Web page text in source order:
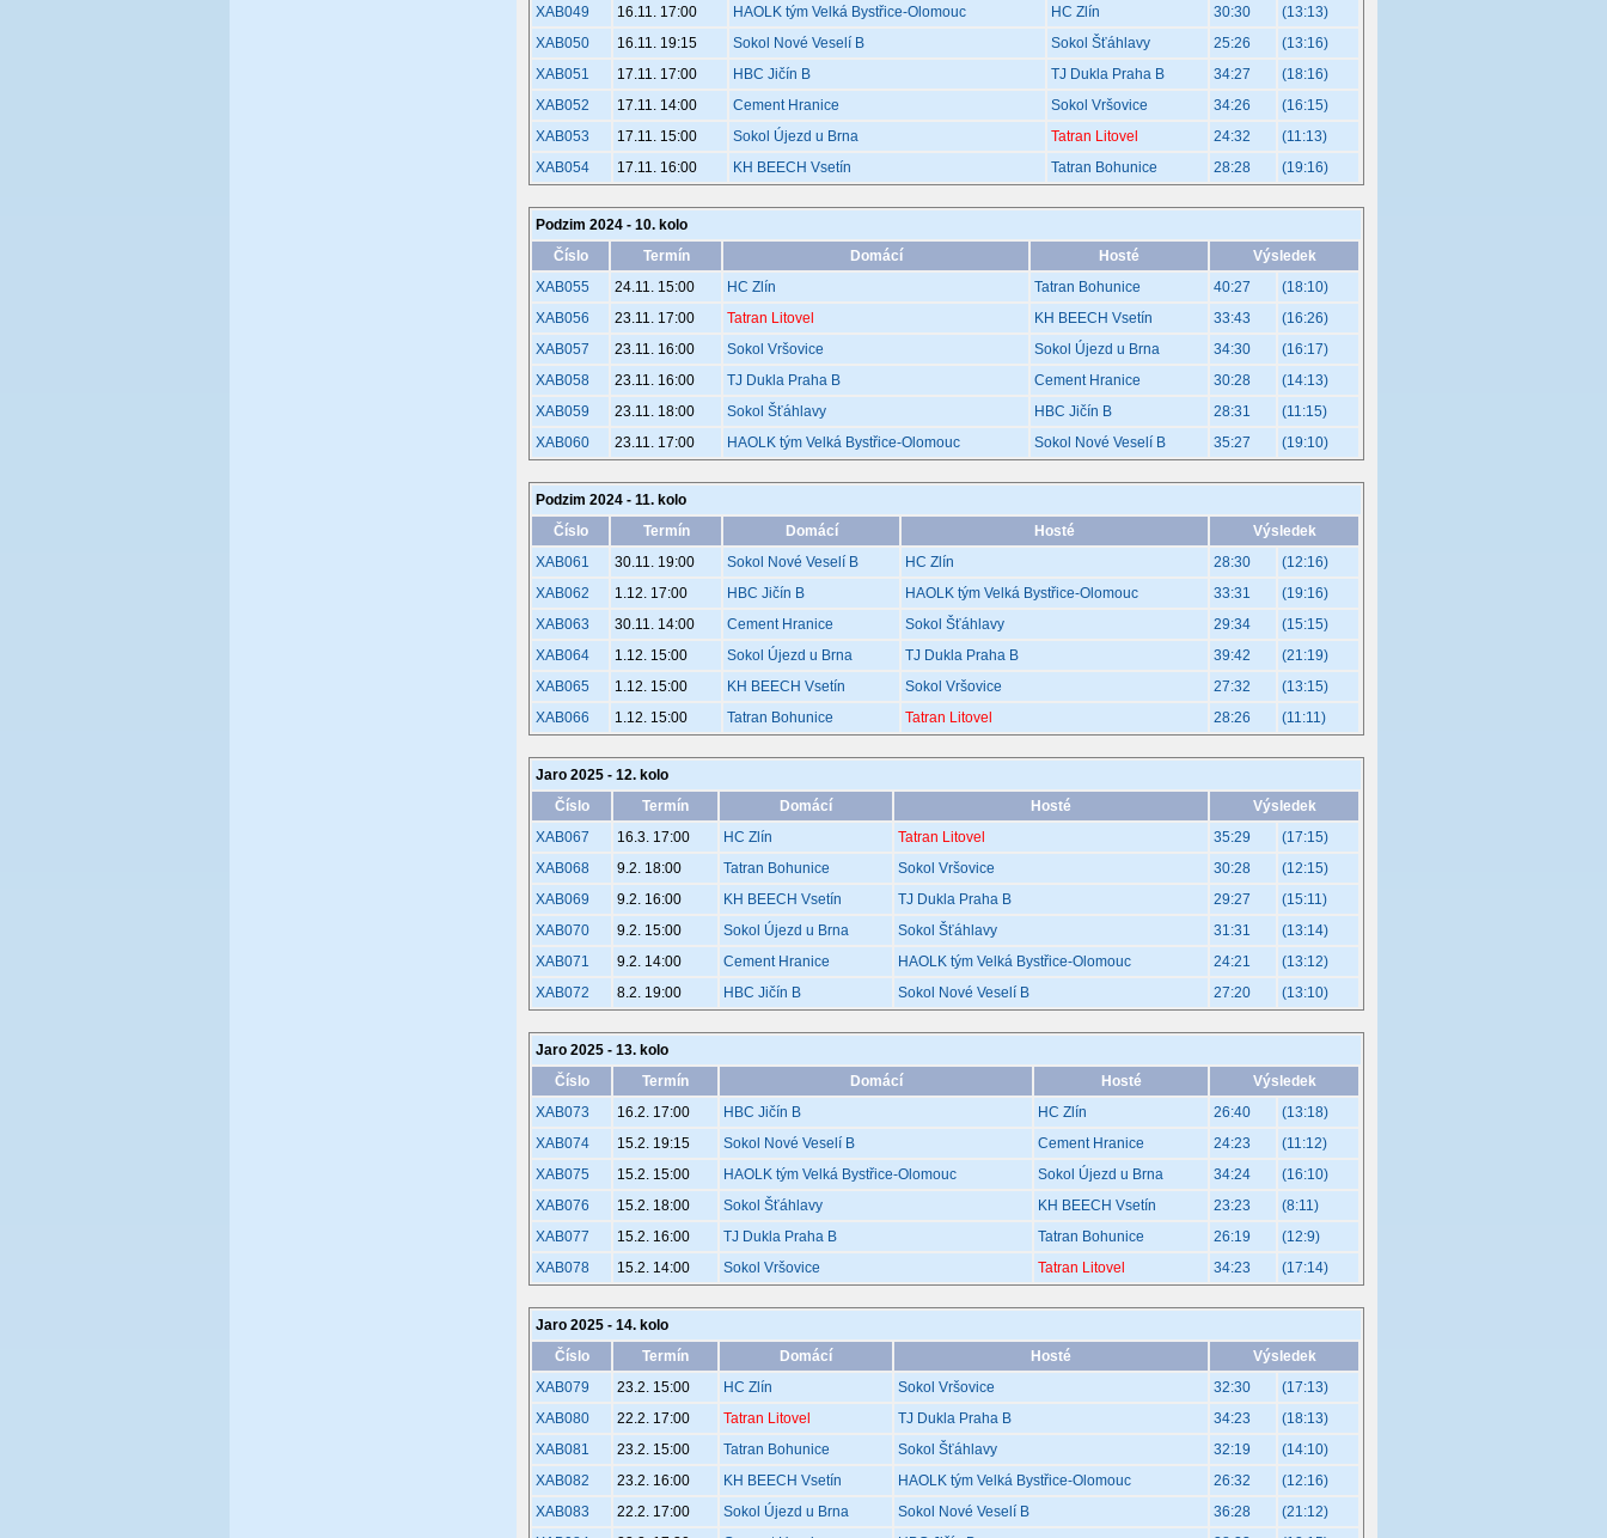
XAB049
16.11. 17:00 HAOLK tým Velká Bystřice-Olomouc HC Zlín 30:30
(13:13)
XAB050
16.11. 19:15 Sokol Nové Veselí B Sokol Šťáhlavy 25:26
(13:16)
XAB051
17.11. 17:00 HBC Jičín B TJ Dukla Praha B 34:27
(18:16)
XAB052
17.11. 14:00 Cement Hranice Sokol Vršovice 34:26
(16:15)
XAB053
17.11. 15:00 Sokol Újezd u Brna Tatran Litovel 24:32
(11:13)
XAB054
17.11. 16:00 KH BEECH Vsetín Tatran Bohunice 28:28 (19:16)
Podzim 2024 - 10. kolo
Číslo
Termín Domácí Hosté
Výsledek
XAB055
24.11. 15:00 HC Zlín Tatran Bohunice 40:27
(18:10)
XAB056
23.11. 17:00 Tatran Litovel KH BEECH Vsetín 33:43
(16:26)
XAB057
23.11. 16:00 Sokol Vršovice Sokol Újezd u Brna 34:30
(16:17)
XAB058
23.11. 16:00 TJ Dukla Praha B Cement Hranice 30:28
(14:13)
XAB059
23.11. 18:00 Sokol Šťáhlavy HBC Jičín B 28:31
(11:15)
XAB060
23.11. 17:00 HAOLK tým Velká Bystřice-Olomouc Sokol Nové Veselí B 35:27 (19:10)
Podzim 2024 - 11. kolo
Číslo
Termín Domácí Hosté
Výsledek
XAB061
30.11. 19:00 Sokol Nové Veselí B HC Zlín 28:30
(12:16)
XAB062
1.12. 17:00 HBC Jičín B HAOLK tým Velká Bystřice-Olomouc 33:31
(19:16)
XAB063
30.11. 14:00 Cement Hranice Sokol Šťáhlavy 29:34
(15:15)
XAB064
1.12. 15:00 Sokol Újezd u Brna TJ Dukla Praha B 39:42
(21:19)
XAB065
1.12. 15:00 KH BEECH Vsetín Sokol Vršovice 27:32
(13:15)
XAB066
1.12. 15:00 Tatran Bohunice Tatran Litovel 28:26 (11:11)
Jaro 2025 - 12. kolo
Číslo
Termín Domácí Hosté
Výsledek
XAB067
16.3. 17:00 HC Zlín Tatran Litovel 35:29
(17:15)
XAB068
9.2. 18:00 Tatran Bohunice Sokol Vršovice 30:28
(12:15)
XAB069
9.2. 16:00 KH BEECH Vsetín TJ Dukla Praha B 29:27
(15:11)
XAB070
9.2. 15:00 Sokol Újezd u Brna Sokol Šťáhlavy 31:31
(13:14)
XAB071
9.2. 14:00 Cement Hranice HAOLK tým Velká Bystřice-Olomouc 24:21
(13:12)
XAB072
8.2. 19:00 HBC Jičín B Sokol Nové Veselí B 27:20 (13:10)
Jaro 2025 - 13. kolo
Číslo
Termín Domácí Hosté
Výsledek
XAB073
16.2. 17:00 HBC Jičín B HC Zlín 26:40
(13:18)
XAB074
15.2. 19:15 Sokol Nové Veselí B Cement Hranice 24:23
(11:12)
XAB075
15.2. 15:00 HAOLK tým Velká Bystřice-Olomouc Sokol Újezd u Brna 34:24
(16:10)
XAB076
15.2. 18:00 Sokol Šťáhlavy KH BEECH Vsetín 23:23
(8:11)
XAB077
15.2. 16:00 TJ Dukla Praha B Tatran Bohunice 26:19
(12:9)
XAB078
15.2. 14:00 Sokol Vršovice Tatran Litovel 34:23 (17:14)
Jaro 2025 - 14. kolo
Číslo
Termín Domácí Hosté
Výsledek
XAB079
23.2. 15:00 HC Zlín Sokol Vršovice 32:30
(17:13)
XAB080
22.2. 17:00 Tatran Litovel TJ Dukla Praha B 34:23
(18:13)
XAB081
23.2. 15:00 Tatran Bohunice Sokol Šťáhlavy 32:19
(14:10)
XAB082
23.2. 16:00 KH BEECH Vsetín HAOLK tým Velká Bystřice-Olomouc 26:32
(12:16)
XAB083
22.2. 17:00 Sokol Újezd u Brna Sokol Nové Veselí B 36:28
(21:12)